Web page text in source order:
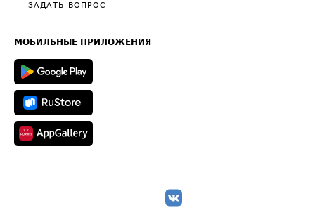
Общие положения
Техническая информация
ЗАДАТЬ ВОПРОС
МОБИЛЬНЫЕ ПРИЛОЖЕНИЯ